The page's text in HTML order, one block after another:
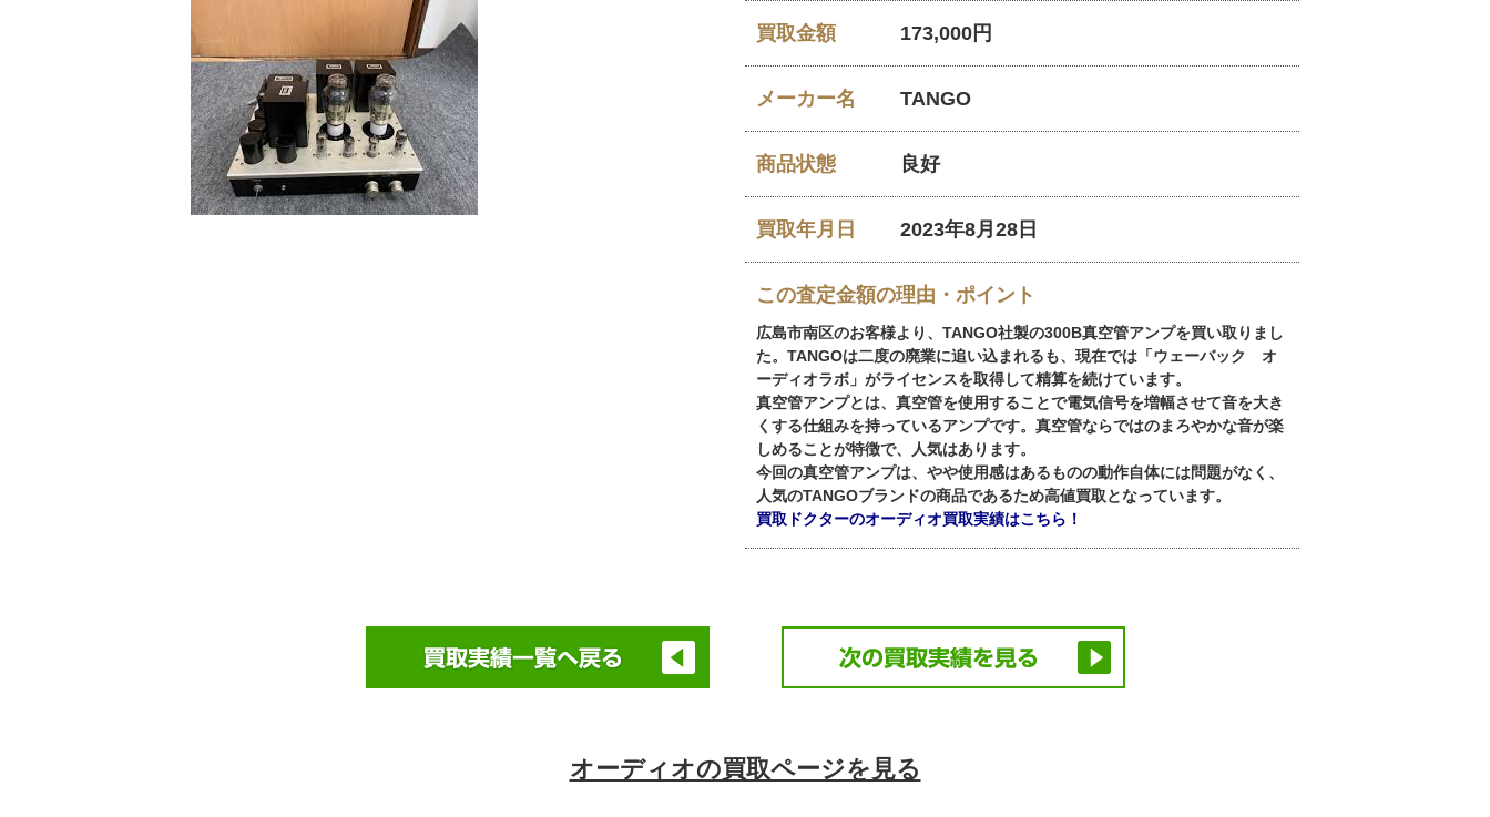
買取金額 173,000円
メーカー名 TANGO
商品状態 良好
買取年月日 2023年8月28日
この査定金額の理由・ポイント
広島市南区のお客様より、TANGO社製の300B真空管アンプを買い取りまし
た。TANGOは二度の廃業に追い込まれるも、現在では「ウェーバック オ
ーディオラボ」がライセンスを取得して精算を続けています。
真空管アンプとは、真空管を使用することで電気信号を増幅させて音を大き
くする仕組みを持っているアンプです。真空管ならではのまろやかな音が楽
しめることが特徴で、人気はあります。
今回の真空管アンプは、やや使用感はあるものの動作自体には問題がなく、
人気のTANGOブランドの商品であるため高値買取となっています。
買取ドクターのオーディオ買取実績はこちら！
オーディオの買取ページを見る